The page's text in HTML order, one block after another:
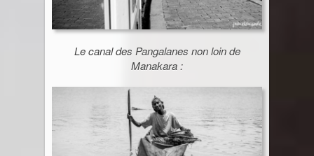
Le canal des Pangalanes non loin de
Manakara :